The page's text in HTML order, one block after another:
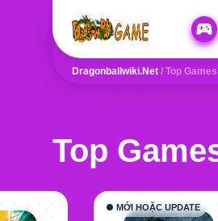
Dragonballwiki.net / Top
Top
MỚI HOẶC UPDATE